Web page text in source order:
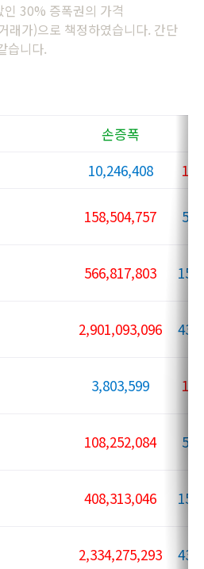
30% 증폭권의 가격
래가)으로 책정하였습니다. 간단
습니다.
손증폭
10,246,408
158,504,757
566,817,803
2,901,093,096
3,803,599
108,252,084
408,313,046
2,334,275,293